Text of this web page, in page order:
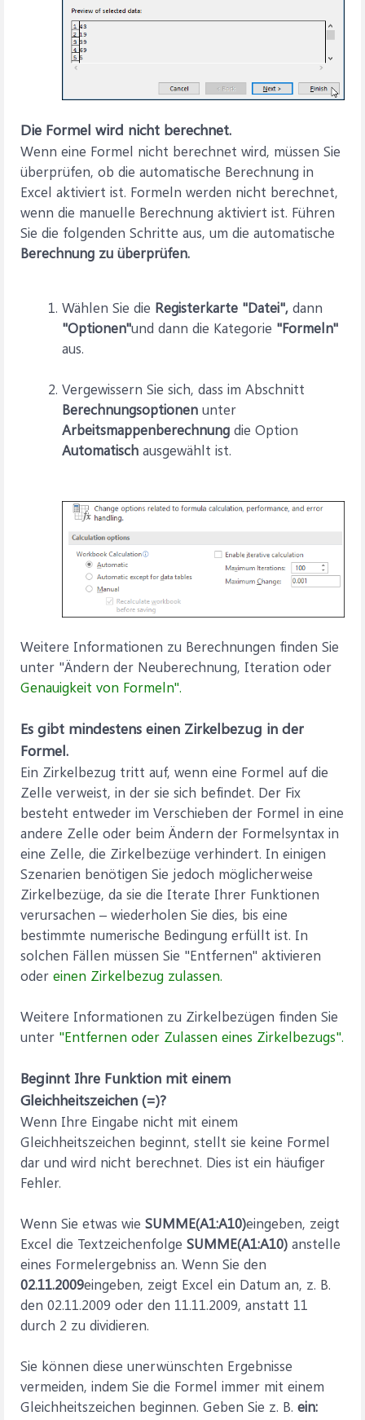
Die Formel wird nicht berechnet.
Wenn eine Formel nicht berechnet wird, müssen Sie
überprüfen, ob die automatische Berechnung in
Excel aktiviert ist. Formeln werden nicht berechnet,
wenn die manuelle Berechnung aktiviert ist. Führen
Sie die folgenden Schritte aus, um die automatische
Berechnung zu überprüfen.
Wählen Sie die Registerkarte "Datei", dann
"Optionen"und dann die Kategorie "Formeln"
aus.
Vergewissern Sie sich, dass im Abschnitt
Berechnungsoptionen unter
Arbeitsmappenberechnung die Option
Automatisch ausgewählt ist.
Weitere Informationen zu Berechnungen finden Sie
unter "Ändern der Neuberechnung, Iteration oder
Genauigkeit von Formeln".
Es gibt mindestens einen Zirkelbezug in der
Formel.
Ein Zirkelbezug tritt auf, wenn eine Formel auf die
Zelle verweist, in der sie sich befindet. Der Fix
besteht entweder im Verschieben der Formel in eine
andere Zelle oder beim Ändern der Formelsyntax in
eine Zelle, die Zirkelbezüge verhindert. In einigen
Szenarien benötigen Sie jedoch möglicherweise
Zirkelbezüge, da sie die Iterate Ihrer Funktionen
verursachen – wiederholen Sie dies, bis eine
bestimmte numerische Bedingung erfüllt ist. In
solchen Fällen müssen Sie "Entfernen" aktivieren
oder einen Zirkelbezug zulassen.
Weitere Informationen zu Zirkelbezügen finden Sie
unter "Entfernen oder Zulassen eines Zirkelbezugs".
Beginnt Ihre Funktion mit einem
Gleichheitszeichen (=)?
Wenn Ihre Eingabe nicht mit einem
Gleichheitszeichen beginnt, stellt sie keine Formel
dar und wird nicht berechnet. Dies ist ein häufiger
Fehler.
Wenn Sie etwas wie SUMME(A1:A10)eingeben, zeigt
Excel die Textzeichenfolge SUMME(A1:A10) anstelle
eines Formelergebniss an. Wenn Sie den
02.11.2009eingeben, zeigt Excel ein Datum an, z. B.
den 02.11.2009 oder den 11.11.2009, anstatt 11
durch 2 zu dividieren.
Sie können diese unerwünschten Ergebnisse
vermeiden, indem Sie die Formel immer mit einem
Gleichheitszeichen beginnen. Geben Sie z. B. ein: